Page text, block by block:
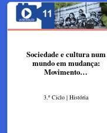
Sociedade e cultura num
mundo em mudança:
Movimento…
3.º Ciclo | História